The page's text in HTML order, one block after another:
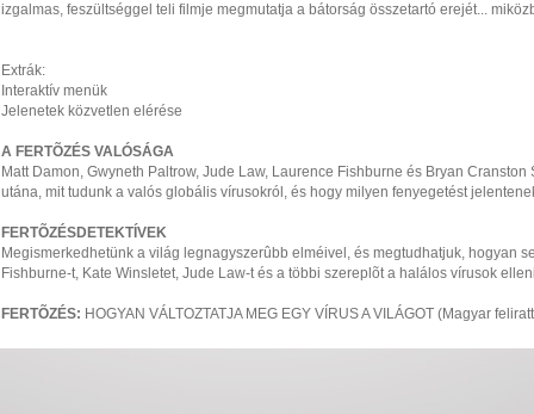
izgalmas, feszültséggel teli filmje megmutatja a bátorság összetartó erejét...
Extrák:
Interaktív menük
Jelenetek közvetlen elérése
A FERTÕZÉS VALÓSÁGA
Matt Damon, Gwyneth Paltrow, Jude Law, Laurence Fishburne és Bryan
utána, mit tudunk a valós globális vírusokról, és hogy milyen fenyegetést
FERTÕZÉSDETEKTÍVEK
Megismerkedhetünk a világ legnagyszerûbb elméivel, és megtudhatjuk, hogyan
Fishburne-t, Kate Winsletet, Jude Law-t és a többi szereplõt a halálos vírusok
FERTÕZÉS: HOGYAN VÁLTOZTATJA MEG EGY VÍRUS A VILÁGOT (Magyar